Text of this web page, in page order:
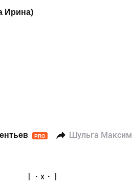
Ирина)
PRO Шульга Максим
・ |